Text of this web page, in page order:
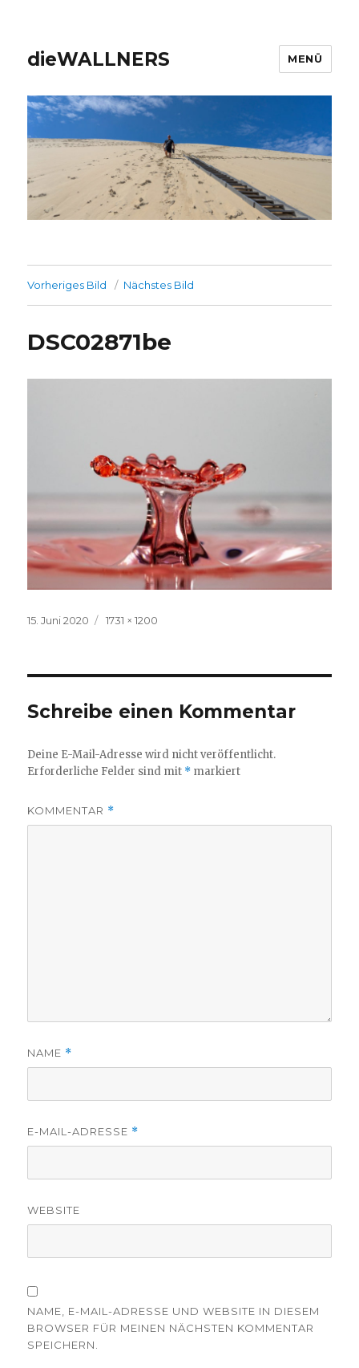
dieWALLNERS MENÜ
Vorheriges Bild Nächstes Bild
DSC02871be
Veröffentlicht
15. Juni 2020
Volle
1731 × 1200
Schreibe einen Kommentar
Deine E-Mail-Adresse wird nicht veröffentlicht.
Erforderliche Felder sind mit * markiert
KOMMENTAR *
NAME *
E-MAIL-ADRESSE *
WEBSITE
NAME, E-MAIL-ADRESSE UND WEBSITE IN DIESEM
BROWSER FÜR MEINEN NÄCHSTEN KOMMENTAR
SPEICHERN.